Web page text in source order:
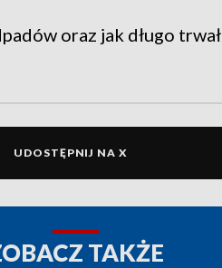
oraz jak długo trwał
UDOSTĘPNIJ NA X
TAKŻE